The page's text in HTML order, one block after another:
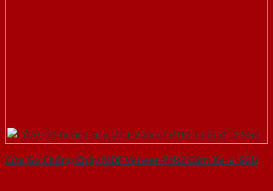
Cửa Gỗ Chống Cháy MDF Veneer P1R2 Căm Xe-a-SGD